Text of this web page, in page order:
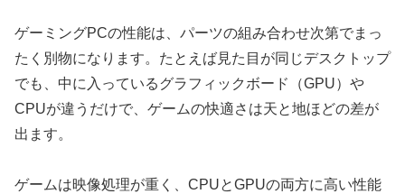
ゲーミングPCの性能は、パーツの組み合わせ次第でまっ
たく別物になります。たとえば見た目が同じデスクトップ
でも、中に入っているグラフィックボード（GPU）や
CPUが違うだけで、ゲームの快適さは天と地ほどの差が
出ます。
ゲームは映像処理が重く、CPUとGPUの両方に高い性能